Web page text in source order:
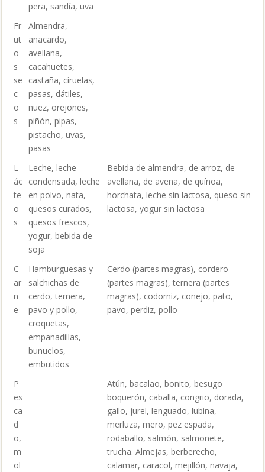
pera, sandía, uva
Fr
ut
o
s
se
c
o
s
Almendra,
anacardo,
avellana,
cacahuetes,
castaña, ciruelas,
pasas, dátiles,
nuez, orejones,
piñón, pipas,
pistacho, uvas,
pasas
L
ác
te
o
s
Leche, leche
condensada, leche
en polvo, nata,
quesos curados,
quesos frescos,
yogur, bebida de
soja
Bebida de almendra, de arroz, de
avellana, de avena, de quínoa,
horchata, leche sin lactosa, queso sin
lactosa, yogur sin lactosa
C
ar
n
e
Hamburguesas y
salchichas de
cerdo, ternera,
pavo y pollo,
croquetas,
empanadillas,
buñuelos,
embutidos
Cerdo (partes magras), cordero
(partes magras), ternera (partes
magras), codorniz, conejo, pato,
pavo, perdiz, pollo
P
es
ca
d
o,
m
ol
Atún, bacalao, bonito, besugo
boquerón, caballa, congrio, dorada,
gallo, jurel, lenguado, lubina,
merluza, mero, pez espada,
rodaballo, salmón, salmonete,
trucha. Almejas, berberecho,
calamar, caracol, mejillón, navaja,